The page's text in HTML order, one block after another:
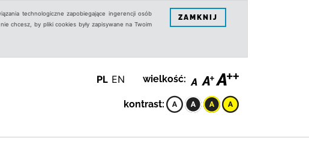
technologiczne zapobiegające ingerencji osób
chcesz, by pliki cookies były zapisywane na Twoim
ZAMKNIJ
PL EN wielkość:
kontrast: